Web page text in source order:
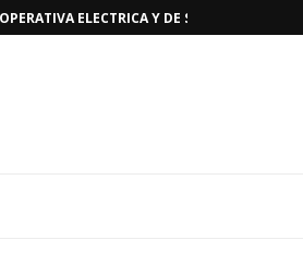
ELECTRICA Y DE SERVICIOS